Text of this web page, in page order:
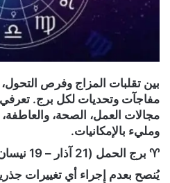
بين تقلبات المزاج وفرص التحول،
مفاجآت وتحديات لكل برج.
مجالات العمل، الصحة،
ومليء بالإمكانيات.
♈ برج الحمل (21 آذار – 19 نيسان)
يُنصح بعدم إجراء أي تغييرات